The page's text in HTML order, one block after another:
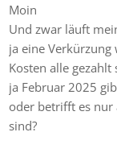
Moin
Und zwar läuft
ja eine
Kosten alle
ja Februar 2025
oder betrifft es nur
sind?